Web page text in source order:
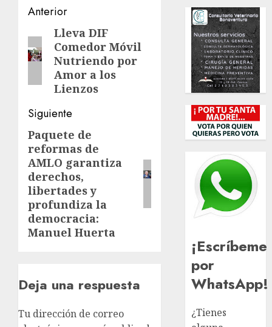
Navegación
de
entradas
Anterior
Entrada
anterior:
Lleva DIF
Comedor Móvil
Nutriendo por
Amor a los
Lienzos
Siguiente
Siguiente
entrada:
Paquete de
reformas de
AMLO garantiza
derechos,
libertades y
profundiza la
democracia:
Manuel Huerta
Deja una respuesta
Tu dirección de correo
¡Escríbeme
por
WhatsApp!
¿Tienes